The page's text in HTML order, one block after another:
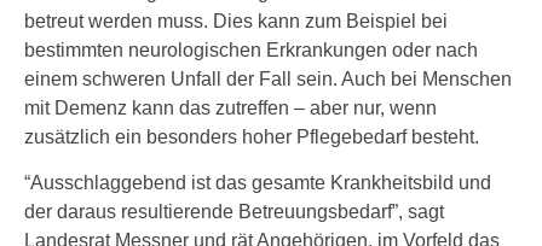
betreut werden muss. Dies kann zum Beispiel bei
bestimmten neurologischen Erkrankungen oder nach
einem schweren Unfall der Fall sein. Auch bei Menschen
mit Demenz kann das zutreffen – aber nur, wenn
zusätzlich ein besonders hoher Pflegebedarf besteht.
“Ausschlaggebend ist das gesamte Krankheitsbild und
der daraus resultierende Betreuungsbedarf”, sagt
Landesrat Messner und rät Angehörigen, im Vorfeld das